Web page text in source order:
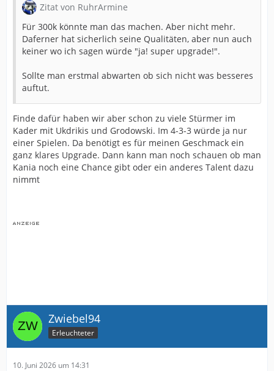
Zitat von RuhrArmine
Für 300k könnte man das machen. Aber nicht mehr.
Daferner hat sicherlich seine Qualitäten, aber nun auch
keiner wo ich sagen würde "ja! super upgrade!".
Sollte man erstmal abwarten ob sich nicht was besseres
auftut.
Finde dafür haben wir aber schon zu viele Stürmer im
Kader mit Ukdrikis und Grodowski. Im 4-3-3 würde ja nur
einer Spielen. Da benötigt es für meinen Geschmack ein
ganz klares Upgrade. Dann kann man noch schauen ob man
Kania noch eine Chance gibt oder ein anderes Talent dazu
nimmt
Zwiebel94
Erleuchteter
10. Juni 2026 um 14:31